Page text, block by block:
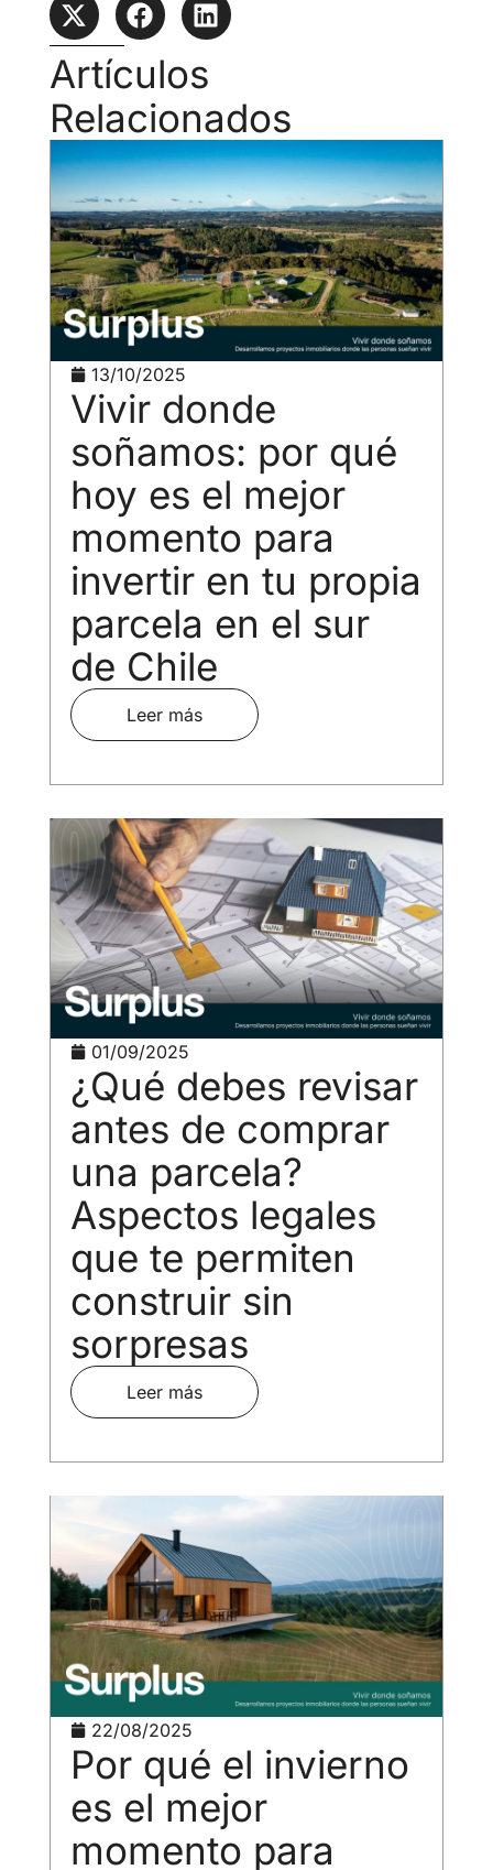
Artículos
Relacionados
13/10/2025
Vivir donde
soñamos: por qué
hoy es el mejor
momento para
invertir en tu propia
parcela en el sur
de Chile
Leer más
01/09/2025
¿Qué debes revisar
antes de comprar
una parcela?
Aspectos legales
que te permiten
construir sin
sorpresas
Leer más
22/08/2025
Por qué el invierno
es el mejor
momento para